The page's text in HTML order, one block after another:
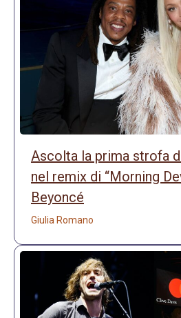
Ascolta la prima strofa
nel remix di “Morning
Beyoncé
Giulia Romano